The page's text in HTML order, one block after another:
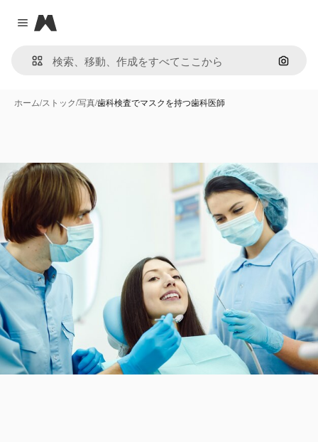
Close menu
Magnific
画像で
ホーム/ストック/写真/歯科検査でマスクを持つ歯科医師